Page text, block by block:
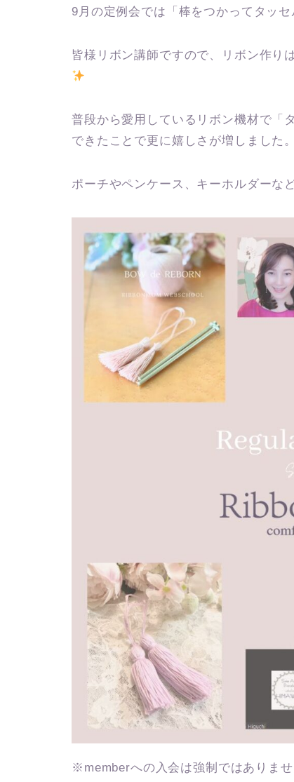
9月の定例会では「棒をつかってタッセ
皆様リボン講師ですので、リボン作り
普段から愛用しているリボン機材で「
できたことで更に嬉しさが増しました
ポーチやペンケース、キーホルダーな
※memberへの入会は強制ではありま